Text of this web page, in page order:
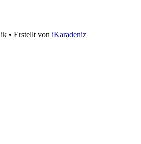
• Erstellt voniKaradeniz